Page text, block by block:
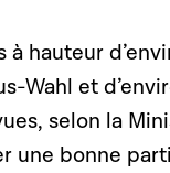
à hauteur
Wahl et
selon la
une bonne